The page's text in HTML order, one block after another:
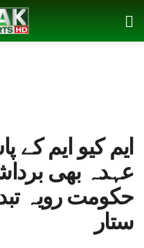
ایم کیو ایم کے
عہدہ بھی
حکومت رویہ
ستار